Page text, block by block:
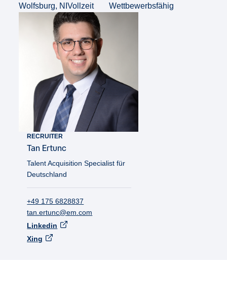
Wolfsburg, NIVollzeit Wettbewerbsfähig
RECRUITER
Tan Ertunc
Talent Acquisition Specialist für
Deutschland
+49 175 6828837
tan.ertunc@em.com
Linkedin
Xing